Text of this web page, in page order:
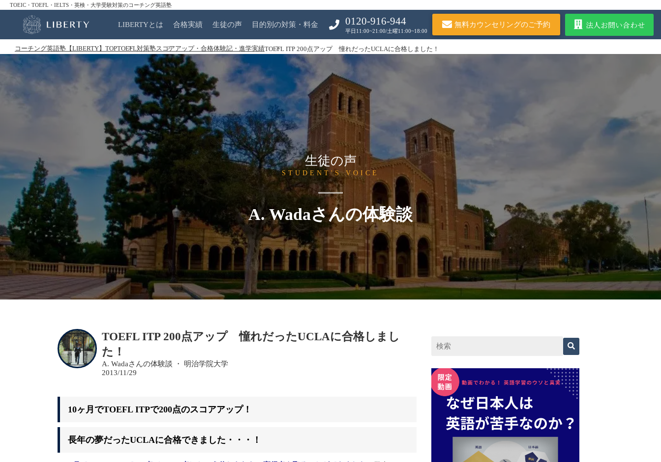
TOEIC・TOEFL・IELTS・英検・大学受験対策のコーチング英語塾
LIBERTYとは 合格実績 生徒の声 目的別の対策・料金 0120-916-944
平日11:00~21:00/土曜11:00~18:00
無料カウンセリングのご予約 法人お問い合わせ
コーチング英語塾【LIBERTY】TOPTOEFL対策塾スコアアップ・合格体験記・進学実績TOEFL ITP 200点アップ 憧れだったUCLAに合格しました！
生徒の声
STUDENT'S VOICE
A. Wadaさんの体験談
TOEFL ITP 200点アップ 憧れだったUCLAに合格しまし
た！
A. Wadaさんの体験談 ・ 明治学院大学
2013/11/29
10ヶ月でTOEFL ITPで200点のスコアアップ！
長年の夢だったUCLAに合格できました・・・！